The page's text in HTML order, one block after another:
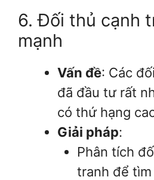
6. Đối thủ cạnh
mạnh
Vấn đề: Các
đã đầu tư rất
có thứ hạng
Giải pháp:
Phân tích
tranh để